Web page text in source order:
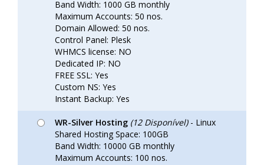
Band Width: 1000 GB monthly
Maximum Accounts: 50 nos.
Domain Allowed: 50 nos.
Control Panel: Plesk
WHMCS license: NO
Dedicated IP: NO
FREE SSL: Yes
Custom NS: Yes
Instant Backup: Yes
WR-Silver Hosting (12 Disponível)- Linux
Shared Hosting Space: 100GB
Band Width: 10000 GB monthly
Maximum Accounts: 100 nos.